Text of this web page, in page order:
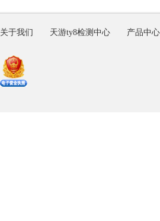
关于我们 天游ty8检测中心 产品中心